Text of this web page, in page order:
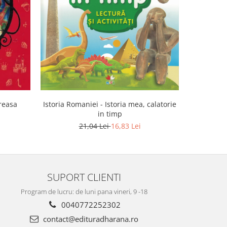
Istoria Romaniei - Istoria mea, calatorie
in timp
21,04 Lei16,83 Lei
SUPORT CLIENTI
Program de lucru: de luni pana vineri, 9 -18
0040772252302
contact@edituradharana.ro